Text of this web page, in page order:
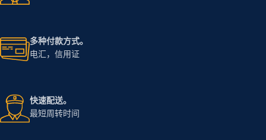
多种付款方式。
电汇，信用证
快速配送。
最短周转时间